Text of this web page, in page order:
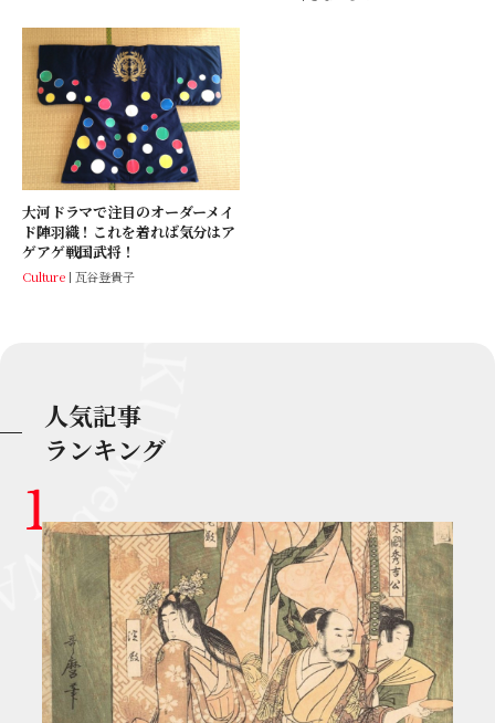
大河ドラマで注目のオーダーメイ
ド陣羽織！これを着れば気分はア
ゲアゲ戦国武将！
Culture 瓦谷登貴子
人気記事
ランキング